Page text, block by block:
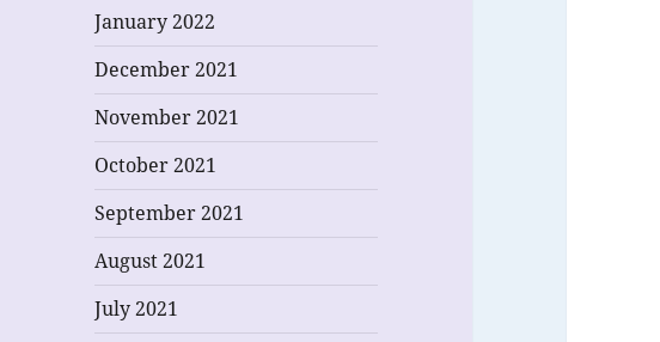
January 2022
December 2021
November 2021
October 2021
September 2021
August 2021
July 2021